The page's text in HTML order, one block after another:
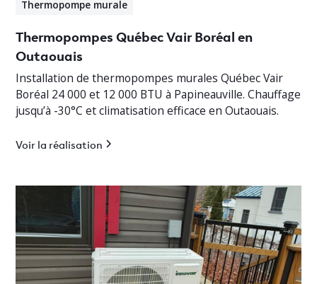
Thermopompe murale
Thermopompes Québec Vair Boréal en
Outaouais
Installation de thermopompes murales Québec Vair
Boréal 24 000 et 12 000 BTU à Papineauville. Chauffage
jusqu’à -30°C et climatisation efficace en Outaouais.
Voir la réalisation